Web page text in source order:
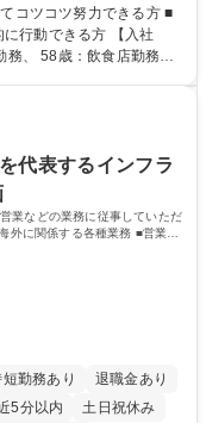
均約100万円/年（昨年度
親会社である株式会社合
いサービスと適性価格を
コツコツ努力できる方 ■
店勤務
未経験からでも下限年収
高校 語学力： 資格：第
代表するインフラ
業などの業務に従事していただ
外に関係する各種業務 ■営業部
短勤務あり
退職金あり
5分以内
土日祝休み